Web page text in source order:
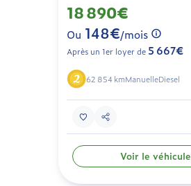
18 890€
Ou 148€/mois
Après un 1er loyer de 5 667€
62 854 kmManuelleDiesel
Voir le véhicule